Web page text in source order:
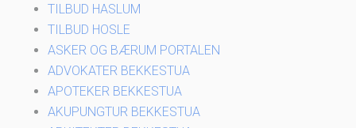
TILBUD HASLUM
TILBUD HOSLE
ASKER OG BÆRUM PORTALEN
ADVOKATER BEKKESTUA
APOTEKER BEKKESTUA
AKUPUNGTUR BEKKESTUA